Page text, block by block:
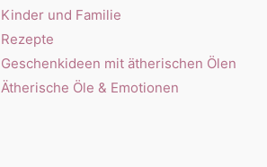
Kinder und Familie
Rezepte
Geschenkideen mit ätherischen Ölen
Ätherische Öle & Emotionen